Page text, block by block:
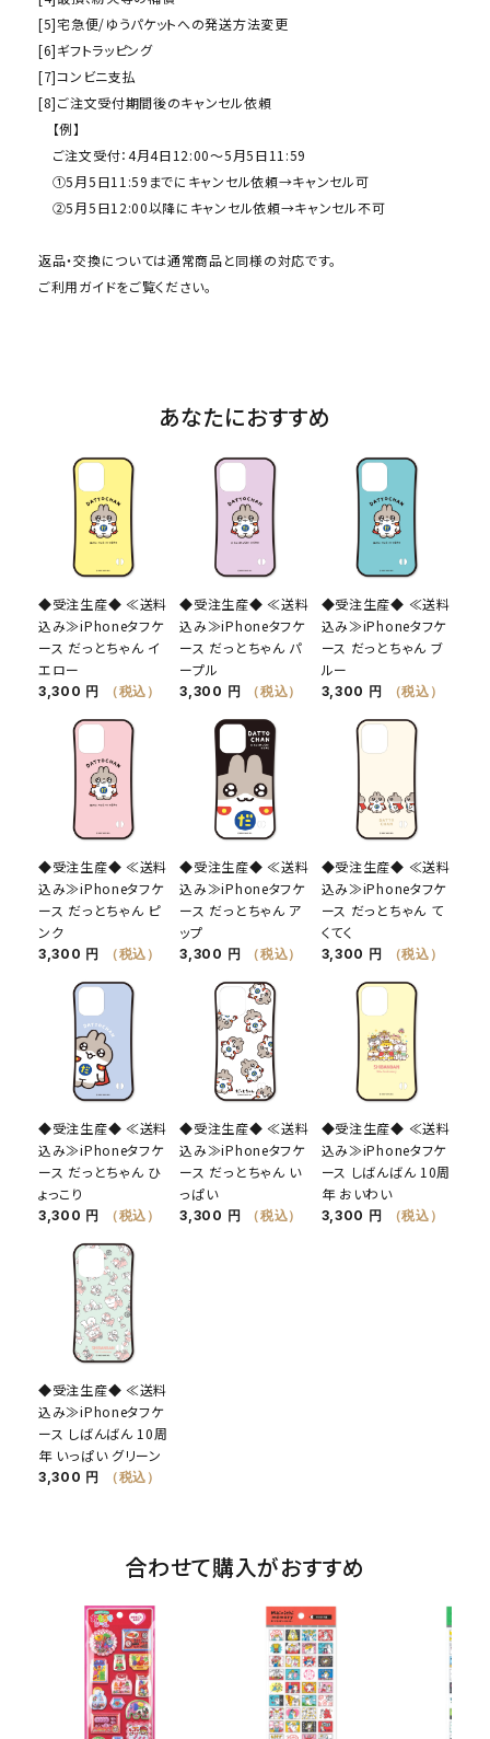
[5]宅急便/ゆうパケットへの発送方法変更
[6]ギフトラッピング
[7]コンビニ支払
[8]ご注文受付期間後のキャンセル依頼
【例】
ご注文受付：4月4日12:00～5月5日11:59
①5月5日11:59までにキャンセル依頼→キャンセル可
②5月5日12:00以降にキャンセル依頼→キャンセル不可
返品・交換については通常商品と同様の対応です。
ご利用ガイドをご覧ください。
あなたにおすすめ
◆受注生産◆ ≪送料
込み≫iPhoneタフケ
ース だっとちゃん イ
エロー
3,300 円 （税込）
◆受注生産◆ ≪送料
込み≫iPhoneタフケ
ース だっとちゃん パ
ープル
3,300 円 （税込）
◆受注生産◆ ≪送料
込み≫iPhoneタフケ
ース だっとちゃん ブ
ルー
3,300 円 （税込）
◆受注生産◆ ≪送料
込み≫iPhoneタフケ
ース だっとちゃん ピ
ンク
3,300 円 （税込）
◆受注生産◆ ≪送料
込み≫iPhoneタフケ
ース だっとちゃん ア
ップ
3,300 円 （税込）
◆受注生産◆ ≪送料
込み≫iPhoneタフケ
ース だっとちゃん て
くてく
3,300 円 （税込）
◆受注生産◆ ≪送料
込み≫iPhoneタフケ
ース だっとちゃん ひ
ょっこり
3,300 円 （税込）
◆受注生産◆ ≪送料
込み≫iPhoneタフケ
ース だっとちゃん い
っぱい
3,300 円 （税込）
◆受注生産◆ ≪送料
込み≫iPhoneタフケ
ース しばんばん 10周
年 おいわい
3,300 円 （税込）
◆受注生産◆ ≪送料
込み≫iPhoneタフケ
ース しばんばん 10周
年 いっぱい グリーン
3,300 円 （税込）
合わせて購入がおすすめ